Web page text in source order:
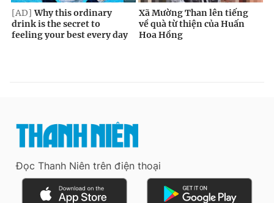
Đọc Thanh Niên trên điện thoại